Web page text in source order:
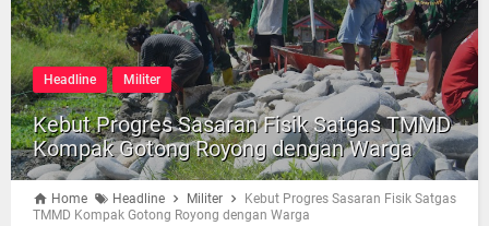
Headline Militer
Kebut Progres Sasaran Fisik Satgas TMMD
Kompak Gotong Royong dengan Warga
Home Headline Militer
Kebut Progres Sasaran Fisik Satgas
TMMD Kompak Gotong Royong dengan Warga